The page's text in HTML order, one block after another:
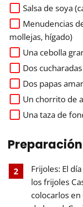
Salsa de soya
Menudencias
mollejas, hígado)
Una cebolla
Dos
Dos papas
Un chorrito de
Una taza de
Preparación
Frijoles: El
los frijoles
colocarlos en